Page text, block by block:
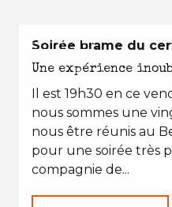
L'AUTOMNE
Soirée brame du
Une expérience
Il est 19h30 en ce
nous sommes une
nous être réunis au
pour une soirée très
compagnie de...